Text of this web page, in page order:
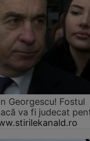
Georgescu! Fostul
va fi judecat